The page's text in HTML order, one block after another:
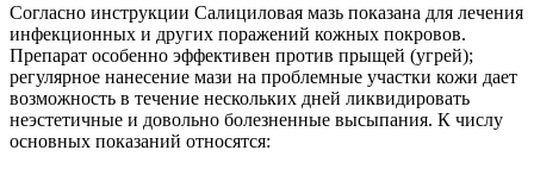
Согласно инструкции Салициловая мазь показана для лечения
инфекционных и других поражений кожных покровов.
Препарат особенно эффективен против прыщей (угрей);
регулярное нанесение мази на проблемные участки кожи дает
возможность в течение нескольких дней ликвидировать
неэстетичные и довольно болезненные высыпания. К числу
основных показаний относятся: